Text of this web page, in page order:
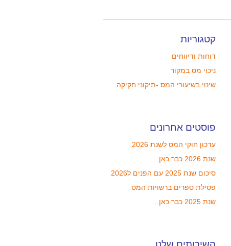
קטגוריות
דוחות ודיווחים
ניכוי מס במקור
שינוי בשיעורי המס -תיקוני חקיקה
פוסטים אחרונים
עדכון חוקי המס לשנת 2026
שנת 2026 כבר כאן…
סיכום שנת 2025 עם הפנים ל2026
פסילת ספרים ברשויות המס
שנת 2025 כבר כאן…